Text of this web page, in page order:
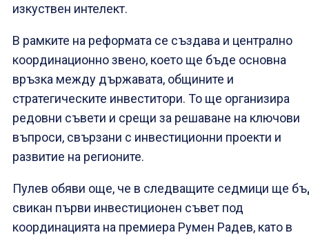
изкуствен интелект.
В рамките на реформата се създава и централно
координационно звено, което ще бъде основна
връзка между държавата, общините и
стратегическите инвеститори. То ще организира
редовни съвети и срещи за решаване на ключови
въпроси, свързани с инвестиционни проекти и
развитие на регионите.
Пулев обяви още, че в следващите седмици ще
свикан първи инвестиционен съвет под
координацията на премиера Румен Радев, като в